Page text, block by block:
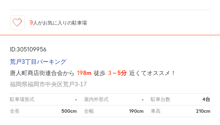
9 人がお気に入りの駐車場
ID:305109956
荒戸3丁目パーキング
唐人町商店街連合会から 198m 徒歩 3～5分 近くてオススメ！
福岡県福岡市中央区荒戸3-17
駐車場形式 - 屋内外形式 - 駐車台数 4台
全長 500cm 全幅 190cm 車高 210cm